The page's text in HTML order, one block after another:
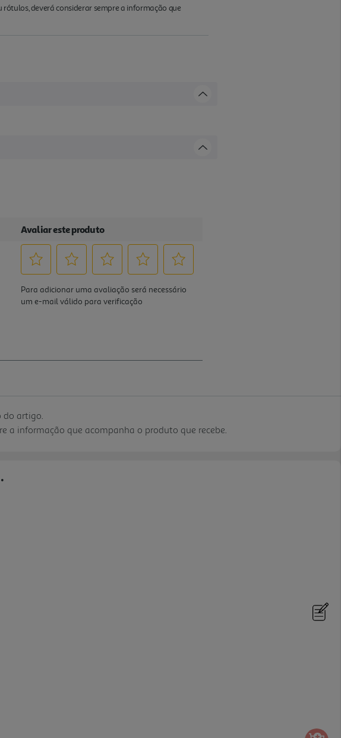
deverá considerar sempre a informação que
do artigo.
a informação que acompanha o produto que recebe.